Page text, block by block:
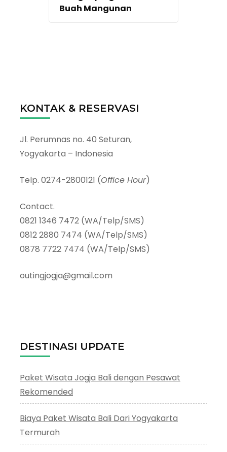
Buah Mangunan
KONTAK & RESERVASI
Jl. Perumnas no. 40 Seturan,
Yogyakarta – Indonesia
Telp. 0274-2800121 (Office Hour)
Contact.
0821 1346 7472 (WA/Telp/SMS)
0812 2880 7474 (WA/Telp/SMS)
0878 7722 7474 (WA/Telp/SMS)
outingjogja@gmail.com
DESTINASI UPDATE
Paket Wisata Jogja Bali dengan Pesawat
Rekomended
Biaya Paket Wisata Bali Dari Yogyakarta
Termurah